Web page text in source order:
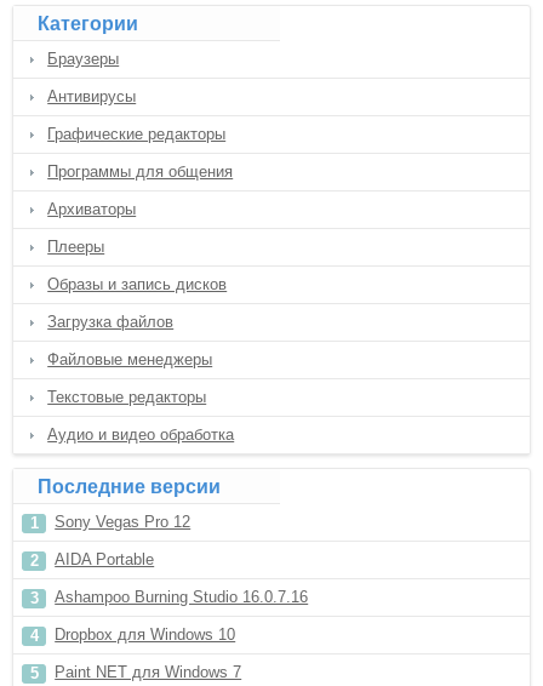
Категории
Браузеры
Антивирусы
Графические редакторы
Программы для общения
Архиваторы
Плееры
Образы и запись дисков
Загрузка файлов
Файловые менеджеры
Текстовые редакторы
Аудио и видео обработка
Последние версии
Sony Vegas Pro 12
AIDA Portable
Ashampoo Burning Studio 16.0.7.16
Dropbox для Windows 10
Paint NET для Windows 7